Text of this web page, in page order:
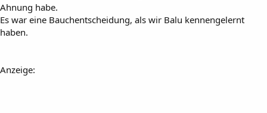
Ahnung habe.
Es war eine Bauchentscheidung, als wir Balu kennengelernt
haben.
Anzeige: